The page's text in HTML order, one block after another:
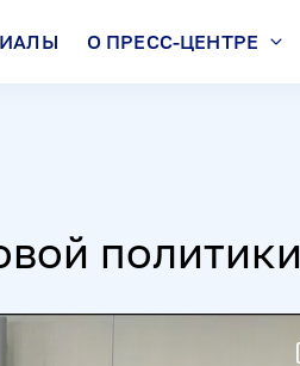
О ПРЕСС-ЦЕНТРЕ
политики